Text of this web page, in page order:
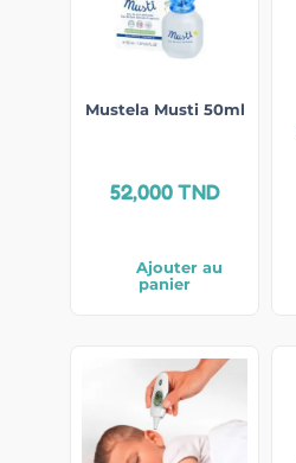
Mustela Musti 50ml
52,000TND
Ajouter au
panier